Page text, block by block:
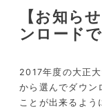
【お知ら
ンロード
2017年度の大正
から選んでダウン
ことが出来るよう